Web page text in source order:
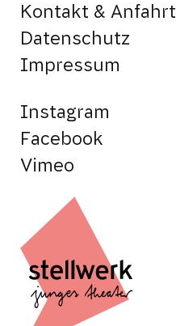
Kontakt & Anfahrt
Datenschutz
Impressum
Instagram
Facebook
Vimeo